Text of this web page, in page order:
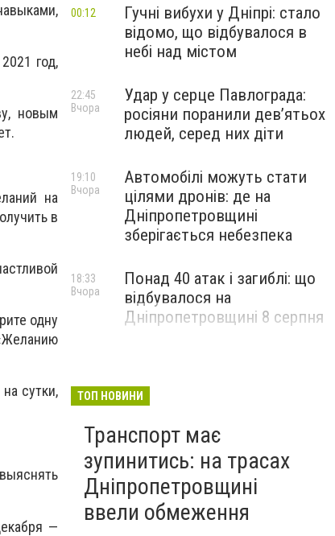
год,
новым
на
в
одну
сутки,
—
Гучні вибухи у Дніпрі: стало
відомо, що відбувалося в
небі над містом
00:12
Удар у серце Павлограда:
росіяни поранили дев’ятьох
людей, серед них діти
22:45
Вчора
Автомобілі можуть стати
цілями дронів: де на
Дніпропетровщині
зберігається небезпека
19:10
Вчора
Понад 40 атак і загиблі: що
відбувалося на
Дніпропетровщині 8 серпня
18:33
Вчора
ТОП НОВИНИ
Транспорт має
зупинитись: на трасах
Дніпропетровщині
ввели обмеження